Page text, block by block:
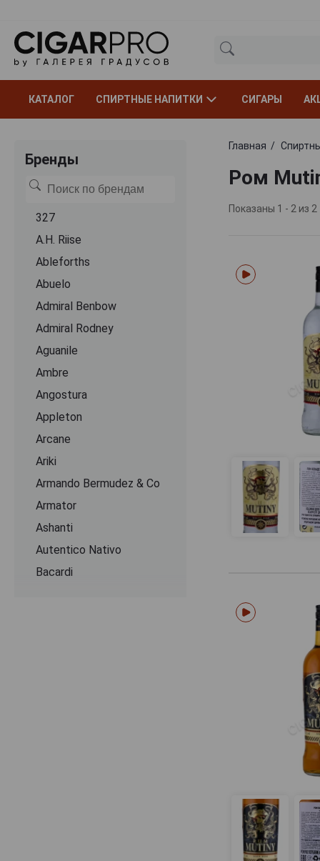
КАТАЛОГ СПИРТНЫЕ НАПИТКИ СИГАРЫ
Бренды
327
A.H. Riise
Ableforths
Abuelo
Admiral Benbow
Admiral Rodney
Aguanile
Ambre
Angostura
Appleton
Arcane
Ariki
Armando Bermudez & Co
Armator
Ashanti
Autentico Nativo
Bacardi
Главная
Ром
Показаны 1 - 2 из 2